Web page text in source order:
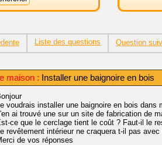
Liste des questions Question
maison : Installer une baignoire en bois
voudrais installer une baignoire en bois dans
ai trouvé une sur un site de fabrication de
ce que le cerclage tient le coût ? Faut-il le
revêtement intérieur ne craquera t-il pas
de vos réponses